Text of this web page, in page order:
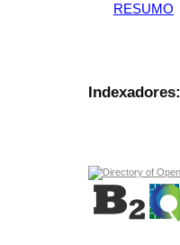
RESUMO
Indexadores: